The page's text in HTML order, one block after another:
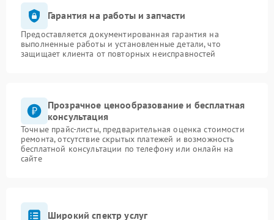
Гарантия на работы и запчасти
Предоставляется документированная гарантия на
выполненные работы и установленные детали, что
защищает клиента от повторных неисправностей
Прозрачное ценообразование и бесплатная
консультация
Точные прайс-листы, предварительная оценка стоимости
ремонта, отсутствие скрытых платежей и возможность
бесплатной консультации по телефону или онлайн на
сайте
Широкий спектр услуг